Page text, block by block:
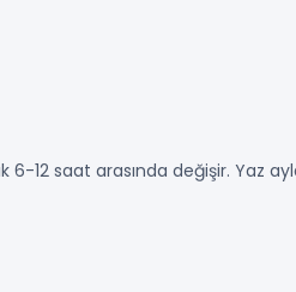
12 saat arasında değişir. Yaz